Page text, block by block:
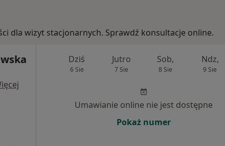
dla wizyt stacjonarnych. Sprawdź konsultacje online.
Dziś
6 Sie
Jutro
7 Sie
Sob,
8 Sie
Ndz,
9 Sie
Umawianie online nie jest dostępne
Pokaż numer